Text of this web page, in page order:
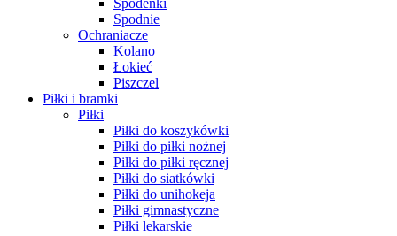
Spodenki
Spodnie
Ochraniacze
Kolano
Łokieć
Piszczel
Piłki i bramki
Piłki
Piłki do koszykówki
Piłki do piłki nożnej
Piłki do piłki ręcznej
Piłki do siatkówki
Piłki do unihokeja
Piłki gimnastyczne
Piłki lekarskie